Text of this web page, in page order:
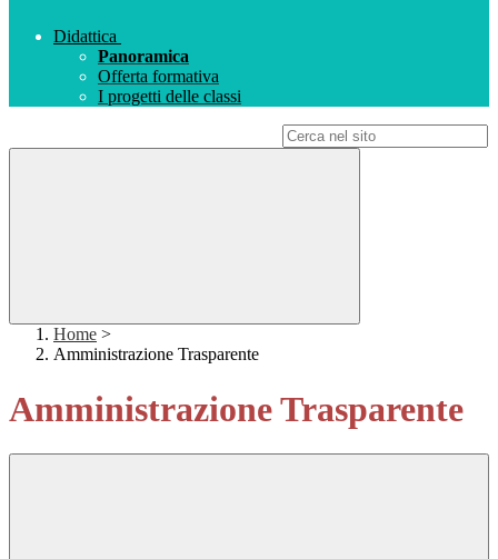
Didattica
Panoramica
Offerta formativa
I progetti delle classi
Home >
Amministrazione Trasparente
Amministrazione Trasparente